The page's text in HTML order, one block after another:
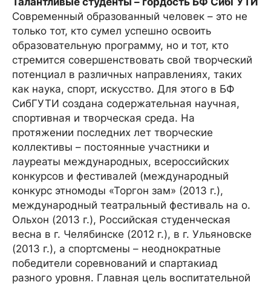
Современный образованный человек – это не
только тот, кто сумел успешно освоить
образовательную программу, но и тот, кто
стремится совершенствовать свой творческий
потенциал в различных направлениях, таких
как наука, спорт, искусство. Для этого в БФ
СибГУТИ создана содержательная научная,
спортивная и творческая среда. На
протяжении последних лет творческие
коллективы – постоянные участники и
лауреаты международных, всероссийских
конкурсов и фестивалей (международный
конкурс этномоды «Торгон зам» (2013 г.),
международный театральный фестиваль на о.
Ольхон (2013 г.), Российская студенческая
весна в г. Челябинске (2012 г.), в г. Ульяновске
(2013 г.), а спортсмены – неоднократные
победители соревнований и спартакиад
разного уровня. Главная цель воспитательной